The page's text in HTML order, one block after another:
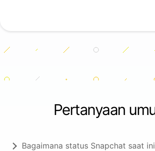
Pertanyaan
Bagaimana status Snapchat saat